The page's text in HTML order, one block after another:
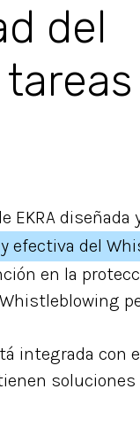
del
EKRA diseñada
efectiva del
en la
integrada con